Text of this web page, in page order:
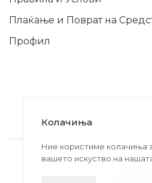
Плаќање и Поврат на
Профил
2020-2024 © MB
БРАМИТ
Колачиња
Ние користиме колачиња
вашето искуство на